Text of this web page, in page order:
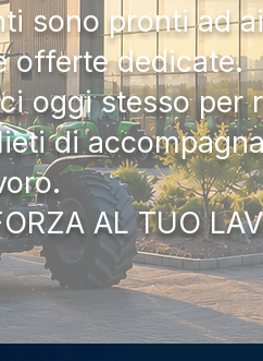
sono pronti ad
offerte dedicate.
oggi stesso per
di
AL TUO